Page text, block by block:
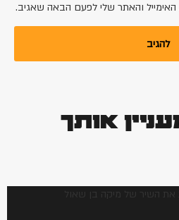
והאתר שלי לפעם הבאה שאגיב.
אותך